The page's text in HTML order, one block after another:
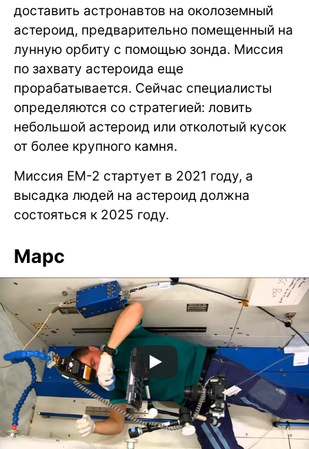
доставить астронавтов на околоземный
астероид, предварительно помещенный на
лунную орбиту с помощью зонда. Миссия
по захвату астероида еще
прорабатывается. Сейчас специалисты
определяются со стратегией: ловить
небольшой астероид или отколотый кусок
от более крупного камня.
Миссия EM-2 стартует в 2021 году, а
высадка людей на астероид должна
состояться к 2025 году.
Марс